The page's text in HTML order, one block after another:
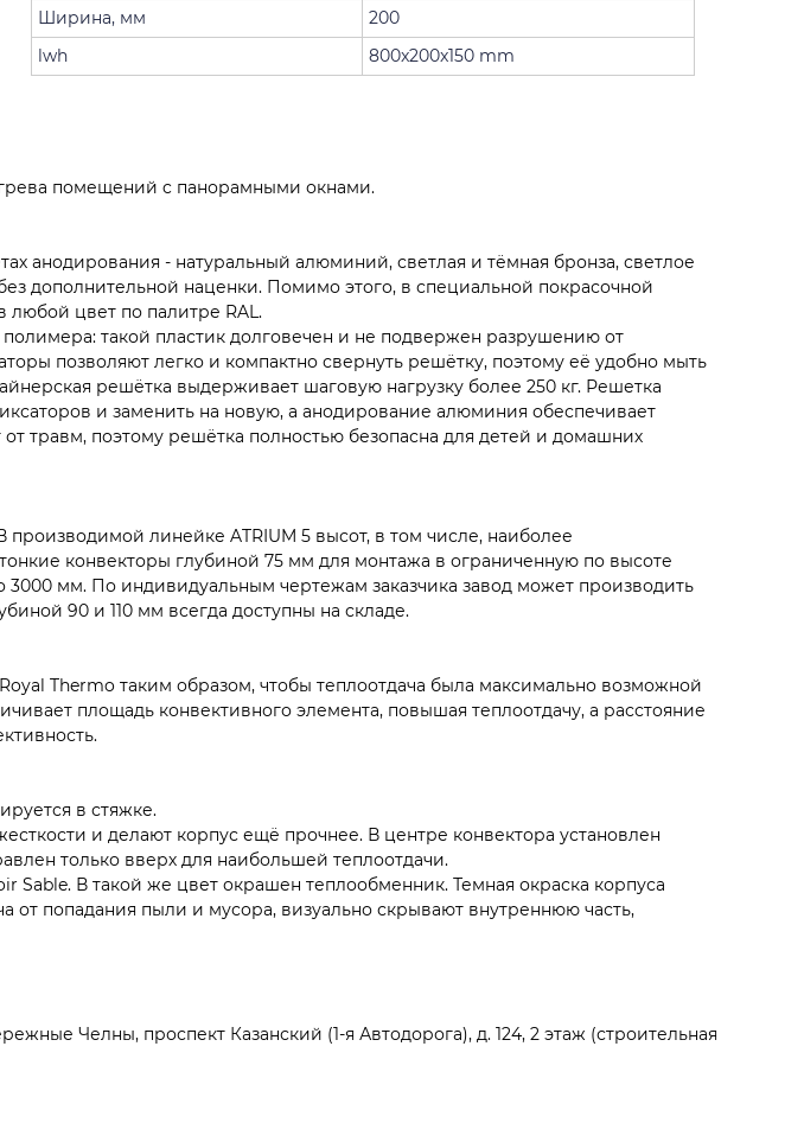
Ширина, мм
200
lwh
800x200x150 mm
помещений c панорамными окнами.
анодирования - натуральный алюминий, светлая и тёмная бронза, светлое
дополнительной наценки. Помимо этого, в специальной покрасочной
любой цвет по палитре RAL.
такой пластик долговечен и не подвержен разрушению от
позволяют легко и компактно свернуть решётку, поэтому её удобно мыть
решётка выдерживает шаговую нагрузку более 250 кг. Решетка
и заменить на новую, а анодирование алюминия обеспечивает
травм, поэтому решётка полностью безопасна для детей и домашних
линейке ATRIUM 5 высот, в том числе, наиболее
конвекторы глубиной 75 мм для монтажа в ограниченную по высоте
мм. По индивидуальным чертежам заказчика завод может производить
90 и 110 мм всегда доступны на складе.
Thermo таким образом, чтобы теплоотдача была максимально возможной
площадь конвективного элемента, повышая теплоотдачу, а расстояние
в стяжке.
и делают корпус ещё прочнее. В центре конвектора установлен
только вверх для наибольшей теплоотдачи.
В такой же цвет окрашен теплообменник. Темная окраска корпуса
попадания пыли и мусора, визуально скрывают внутреннюю часть,
Челны, проспект Казанский (1-я Автодорога), д. 124, 2 этаж (строительная